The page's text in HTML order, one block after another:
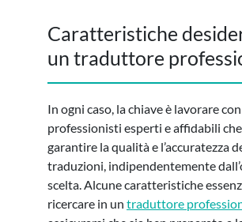
Caratteristiche
un traduttore
In ogni caso, la chiave è lavorare con
professionisti esperti e affidabili
garantire la qualità e l’accuratezza
traduzioni, indipendentemente
scelta. Alcune caratteristiche
ricercare in un traduttore